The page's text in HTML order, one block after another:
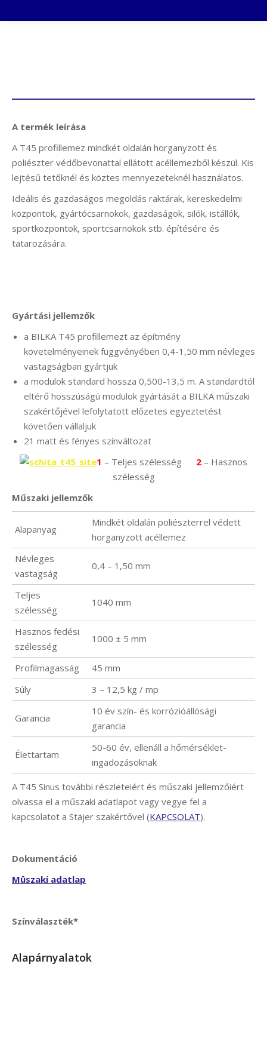
A termék leírása
A T45 profillemez mindkét oldalán horganyzott és
poliészter védőbevonattal ellátott acéllemezből készül. Kis
lejtésű tetőknél és köztes mennyezeteknél használatos.
Ideális és gazdaságos megoldás raktárak, kereskedelmi
központok, gyártócsarnokok, gazdaságok, silók, istállók,
sportközpontok, sportcsarnokok stb. építésére és
tatarozására.
Gyártási jellemzők
a BILKA T45 profillemezt az építmény
követelményeinek függvényében 0,4-1,50 mm névleges
vastagságban gyártjuk
a modulok standard hossza 0,500-13,5 m. A standardtól
eltérő hosszúságú modulok gyártását a BILKA műszaki
szakértőjével lefolytatott előzetes egyeztetést
követően vállaljuk
21 matt és fényes színváltozat
1 – Teljes szélesség 2 – Hasznos
szélesség
Műszaki jellemzők
Alapanyag
Mindkét oldalán poliészterrel védett
horganyzott acéllemez
Névleges
vastagság
0,4 – 1,50 mm
Teljes
szélesség
1040 mm
Hasznos fedési
szélesség
1000 ± 5 mm
Profilmagasság
45 mm
Súly
3 – 12,5 kg / mp
Garancia
10 év szín- és korrózióállósági
garancia
Élettartam
50-60 év, ellenáll a hőmérséklet-
ingadozásoknak
A T45 Sinus további részleteiért és műszaki jellemzőiért
olvassa el a műszaki adatlapot vagy vegye fel a
kapcsolatot a Stäjer szakértővel (KAPCSOLAT).
Dokumentáció
Mûszaki adatlap
Színválaszték*
Alapárnyalatok